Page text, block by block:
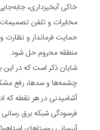
خاکی آبخیزداری،
مخابرات و تلفن تصمیمات
حمایت فرماندار و
منطقه محروم حل شود.
شایان ذکر است که در این
چشمه‌ها و سدها، رفع
آشامیدنی در هر نقطه
فرسودگی شبکه برق